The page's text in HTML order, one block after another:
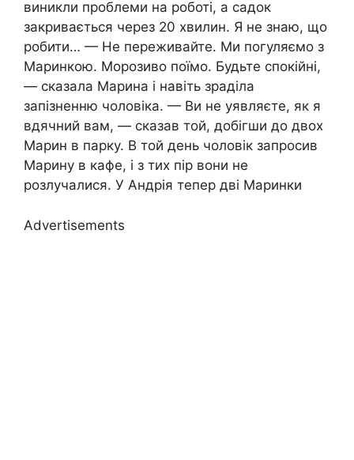
виникли проблеми на роботі, а садок
закривається через 20 хвилин. Я не знаю, що
робити… — Не переживайте. Ми погуляємо з
Маринкою. Морозиво поїмо. Будьте спокійні,
— сказала Марина і навіть зраділа
запізненню чоловіка. — Ви не уявляєте, як я
вдячний вам, — сказав той, добігши до двох
Марин в парку. В той день чоловік запросив
Марину в кафе, і з тих пір вони не
розлучалися. У Андрія тепер дві Маринки
Advertisements